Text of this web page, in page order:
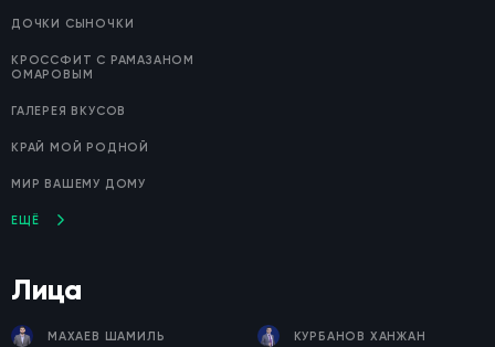
ДОЧКИ СЫНОЧКИ
КРОССФИТ С РАМАЗАНОМ
ОМАРОВЫМ
ГАЛЕРЕЯ ВКУСОВ
КРАЙ МОЙ РОДНОЙ
МИР ВАШЕМУ ДОМУ
ЕЩЁ
Лица
МАХАЕВ ШАМИЛЬ КУРБАНОВ ХАНЖАН